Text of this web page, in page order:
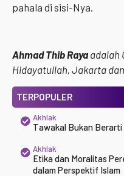
pahala di sisi-Nya.
Ahmad Thib Rayaadalah
Hidayatullah, Jakarta
TERPOPULER
Akhlak
Tawakal Bukan Berarti
Akhlak
Etika dan Moralitas
dalam Perspektif Islam